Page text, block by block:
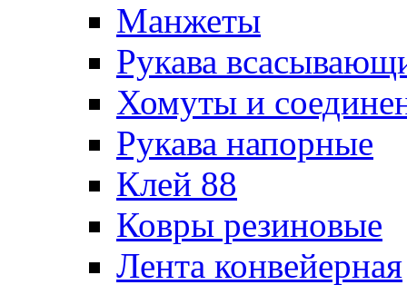
Манжеты
Рукава
Хомуты и
Рукава напорные
Клей 88
Ковры резиновые
Лента конвейерная